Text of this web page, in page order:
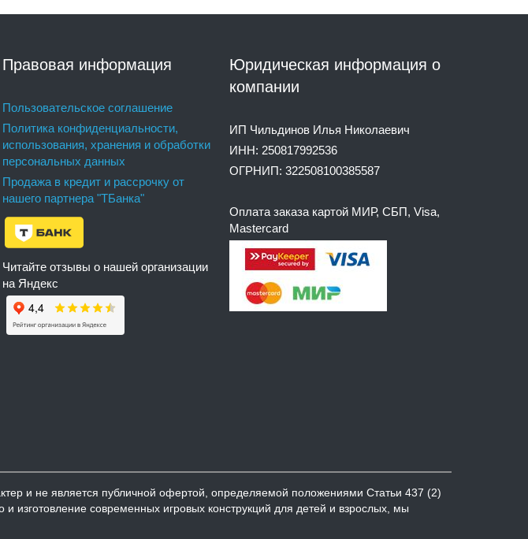
Правовая информация
Пользовательское соглашение
Политика конфиденциальности,
использования, хранения и обработки
персональных данных
Продажа в кредит и рассрочку от
нашего партнера "ТБанка"
Читайте отзывы о нашей организации
на Яндекс
Юридическая информация о
компании
ИП Чильдинов Илья Николаевич
ИНН: 250817992536
ОГРНИП: 322508100385587
Оплата заказа картой МИР, СБП, Visa,
Mastercard
и не является публичной офертой, определяемой положениями Статьи 437 (2)
изготовление современных игровых конструкций для детей и взрослых, мы